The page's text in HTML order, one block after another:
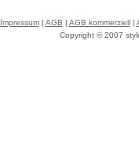
Impressum| AGB | AGB kommerziell|
Copyright © 2007